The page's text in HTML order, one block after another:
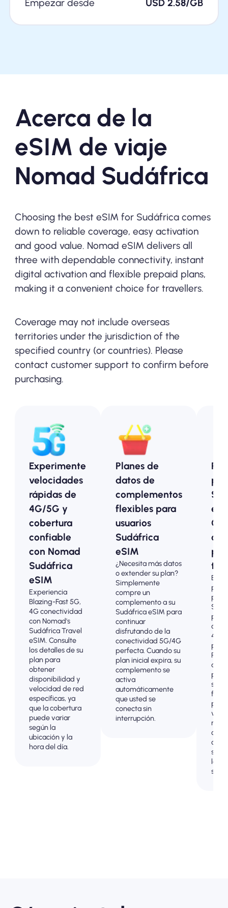
Empezar desde USD 2.58/GB
Acerca de la
eSIM de viaje
Nomad Sudáfrica
Choosing the best eSIM for Sudáfrica comes
down to reliable coverage, easy activation
and good value. Nomad eSIM delivers all
three with dependable connectivity, instant
digital activation and flexible prepaid plans,
making it a convenient choice for travellers.
Coverage may not include overseas
territories under the jurisdiction of the
specified country (or countries). Please
contact customer support to confirm before
purchasing.
Experimente
velocidades
rápidas de
4G/5G y
cobertura
confiable
con Nomad
Sudáfrica
eSIM
Experiencia
Blazing-Fast 5G,
4G conectividad
con Nomad's
Sudáfrica Travel
eSIM. Consulte
los detalles de su
plan para
obtener
disponibilidad y
velocidad de red
específicas, ya
que la cobertura
puede variar
según la
ubicación y la
hora del día.
Planes de
datos de
complementos
flexibles para
usuarios
Sudáfrica
eSIM
¿Necesita más datos
o extender su plan?
Simplemente
compre un
complemento a su
Sudáfrica eSIM para
continuar
disfrutando de la
conectividad 5G/4G
perfecta. Cuando su
plan inicial expira, su
complemento se
activa
automáticamente
que usted se
conecta sin
interrupción.
Elija
para
4G/
viaje
los
sus